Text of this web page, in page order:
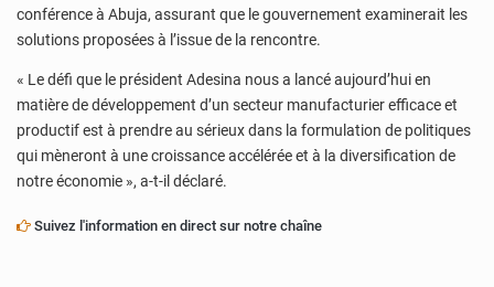
conférence à Abuja, assurant que le gouvernement examinerait les
solutions proposées à l’issue de la rencontre.
« Le défi que le président Adesina nous a lancé aujourd’hui en
matière de développement d’un secteur manufacturier efficace et
productif est à prendre au sérieux dans la formulation de politiques
qui mèneront à une croissance accélérée et à la diversification de
notre économie », a-t-il déclaré.
Suivez l'information en direct sur notre chaîne